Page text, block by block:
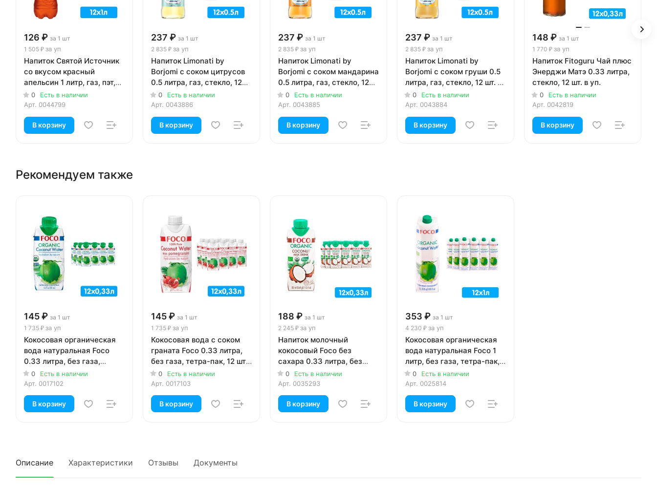
126 ₽ за 1 шт
1 505 ₽ за уп
Напиток Святой Источник
со вкусом красный
апельсин 1 литр, газ, пэт,
12 шт. в уп.
0
Есть в наличии
Арт. 0044799
В корзину
237 ₽ за 1 шт
2 835 ₽ за уп
Напиток Limonati by
Borjomi с соком цитрусов
0.5 литра, газ, стекло, 12
шт. в уп.
0
Есть в наличии
Арт. 0043886
В корзину
237 ₽ за 1 шт
2 835 ₽ за уп
Напиток Limonati by
Borjomi с соком мандарина
0.5 литра, газ, стекло, 12
шт. в уп.
0
Есть в наличии
Арт. 0043885
В корзину
237 ₽ за 1 шт
2 835 ₽ за уп
Напиток Limonati by
Borjomi с соком груши 0.5
литра, газ, стекло, 12 шт. в
уп.
0
Есть в наличии
Арт. 0043884
В корзину
148 ₽ за 1 шт
1 770 ₽ за уп
Напиток Fitoguru Чай плюс
Энерджи Матэ 0.33 литра,
стекло, 12 шт. в уп.
0
Есть в наличии
Арт. 0042819
В корзину
Рекомендуем также
145 ₽ за 1 шт
1 735 ₽ за уп
Кокосовая органическая
вода натуральная Foco
0.33 литра, без газа,
тетра-пак, 12 шт. в уп.
0
Есть в наличии
Арт. 0017102
В корзину
145 ₽ за 1 шт
1 735 ₽ за уп
Кокосовая вода с соком
граната Foco 0.33 литра,
без газа, тетра-пак, 12 шт.
в уп.
0
Есть в наличии
Арт. 0017103
В корзину
188 ₽ за 1 шт
2 245 ₽ за уп
Напиток молочный
кокосовый Foco без
сахара 0.33 литра, без
газа, тетра-пак, 12 шт. в уп.
0
Есть в наличии
Арт. 0035293
В корзину
353 ₽ за 1 шт
4 230 ₽ за уп
Кокосовая органическая
вода натуральная Foco 1
литр, без газа, тетра-пак,
12 шт. в уп.
0
Есть в наличии
Арт. 0025814
В корзину
Описание Характеристики Отзывы Документы